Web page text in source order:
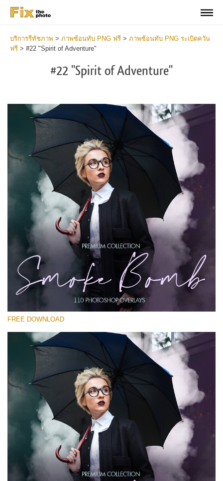
บริการรีทัชภาพ > ภาพซ้อนทับ PNG ฟรี > ภาพซ้อนทับ PNG ระเบิดควัน
ฟรี > #22 "Spirit of Adventure"
#22 "Spirit of Adventure"
โปรดเลือก
Free PNG Overlay #22
Small 800*533px
Smoke Bomb
(110 Overlays)
Sunlight Collection
Large 6000*4000px
Entire Collection
(1783 Overlays)
Large 6000*4000px
ดาวน์โหลดฟรี
FREE DOWNLOAD